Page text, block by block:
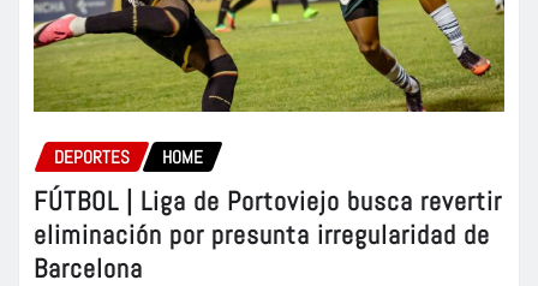
DEPORTES HOME
FÚTBOL | Liga de Portoviejo busca revertir
eliminación por presunta irregularidad de
Barcelona